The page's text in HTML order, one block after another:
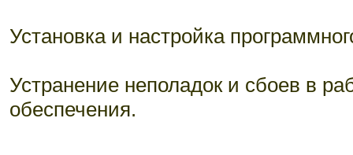
Установка и настройка
Устранение неполадок и сбоев в
обеспечения.